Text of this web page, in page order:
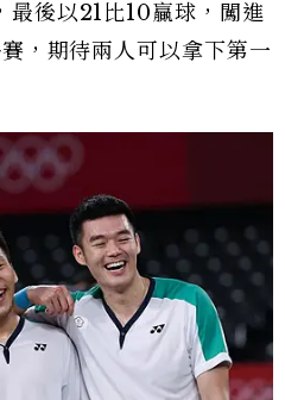
最後以21比10贏球，闖進
，期待兩人可以拿下第一